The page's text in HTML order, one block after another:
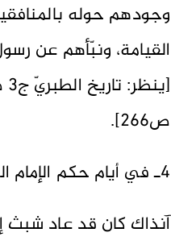
وجودهم حوله
القيامة، ونبّأهم عن
ص266].
4ـ في أيام حكم الإمام الحسن (ع):
آنذاك كان قد عاد شبث